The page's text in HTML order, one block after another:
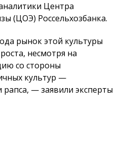
Центра
(ЦОЭ) Россельхозбанка.
рынок этой культуры
несмотря на
со стороны
культур —
рапса, — заявили эксперты